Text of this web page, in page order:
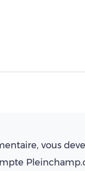
vous